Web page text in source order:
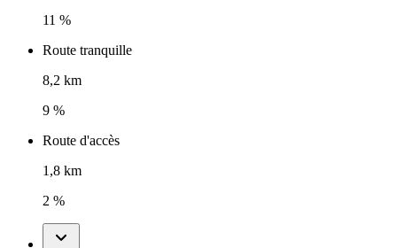
11 %
Route tranquille
8,2 km
9 %
Route d'accès
1,8 km
2 %